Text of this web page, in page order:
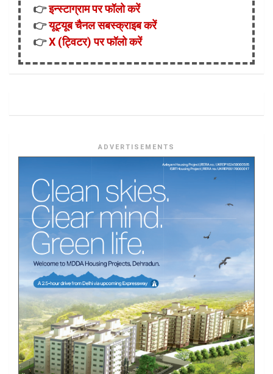
👉इन्स्टाग्राम पर फॉलो करें
👉यूट्यूब चैनल सबस्क्राइब करें
👉X (ट्विटर) पर फॉलो करें
ADVERTISEMENTS